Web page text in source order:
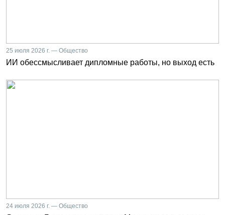
25 июля 2026 г. — Общество
ИИ обессмысливает дипломные работы, но выход есть
24 июля 2026 г. — Общество